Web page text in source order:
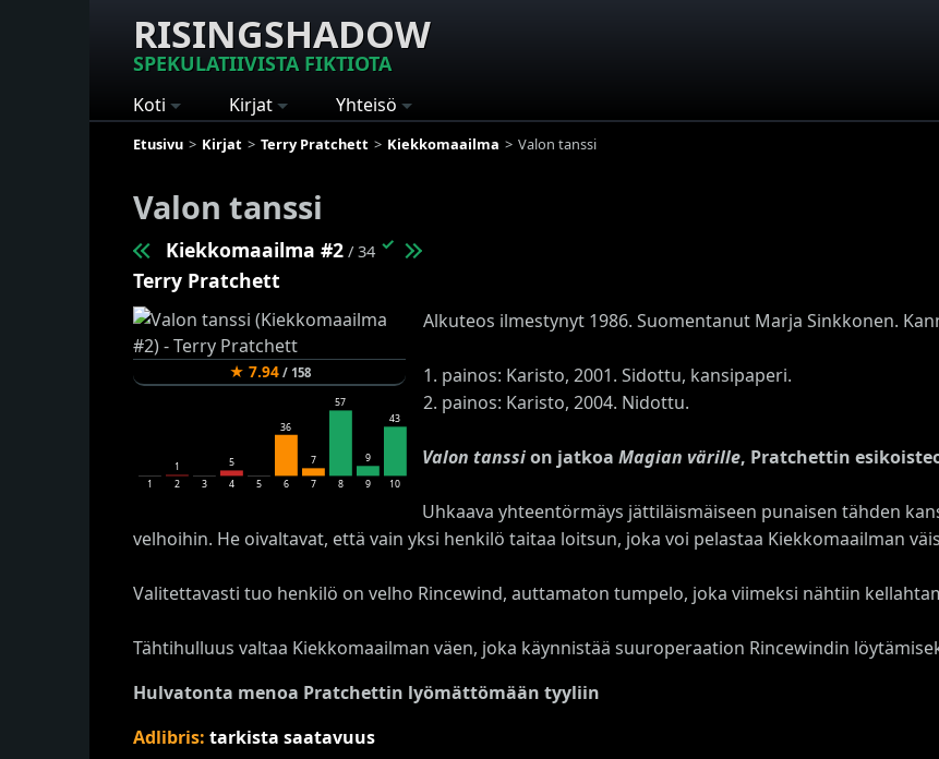
RISINGSHADOW
SPEKULATIIVISTA FIKTIOTA
Koti Kirjat Yhteisö
Etusivu Kirjat Terry Pratchett Kiekkomaailma Valon tanssi
Valon tanssi
Kiekkomaailma #2 / 34 ✓
Terry Pratchett
★ 7.94/ 158
1
1
2
3
5
4
5
36
6
7
7
57
8
9
9
43
10
Alkuteos ilmestynyt 1986. Suomentanut Marja Sinkkonen.
1. painos: Karisto, 2001. Sidottu, kansipaperi.
2. painos: Karisto, 2004. Nidottu.
Valon tanssion jatkoa Magian värille, Pratchettin
Uhkaava yhteentörmäys jättiläismäiseen punaisen tähden
velhoihin. He oivaltavat, että vain yksi henkilö taitaa loitsun, joka voi pelastaa Kiekkomaailman
Valitettavasti tuo henkilö on velho Rincewind, auttamaton tumpelo, joka viimeksi nähtiin
Tähtihulluus valtaa Kiekkomaailman väen, joka käynnistää suuroperaation Rincewindin
Hulvatonta menoa Pratchettin lyömättömään tyyliin
Adlibris: tarkista saatavuus